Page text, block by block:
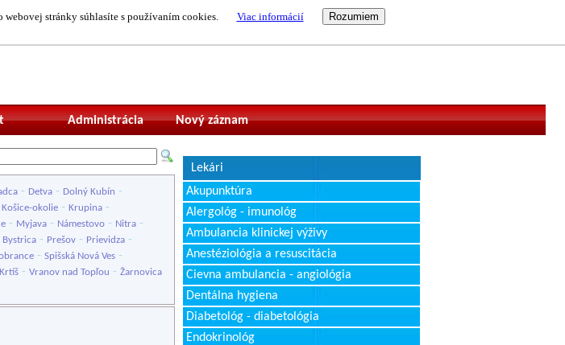
stránky súhlasíte s používaním cookies. Viac informácií
Nový záznam
Administrácia
- Detva - Dolný Kubín -
Košice-okolie - Krupina -
- Myjava - Námestovo - Nitra -
Bystrica - Prešov - Prievidza -
- Spišská Nová Ves -
- Vranov nad Topľou - Žarnovica
Lekári
Akupunktúra
Alergológ - imunológ
Ambulancia klinickej výživy
Anestéziológia a resuscitácia
Cievna ambulancia - angiológia
Dentálna hygiena
Diabetológ - diabetológia
Endokrinológ